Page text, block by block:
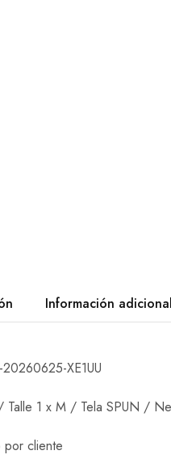
Información adicional
XE1UU
Talle 1 x M / Tela SPUN /
por cliente